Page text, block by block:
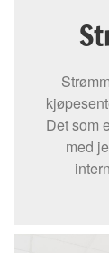
Det som
med